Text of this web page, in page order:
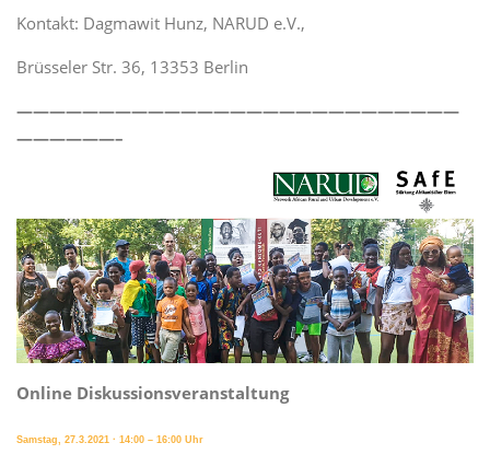
Kontakt: Dagmawit Hunz, NARUD e.V.,
Brüsseler Str. 36, 13353 Berlin
———————————————————————————
——————–
Online Diskussionsveranstaltung
Samstag, 27.3.2021 · 14:00 – 16:00 Uhr